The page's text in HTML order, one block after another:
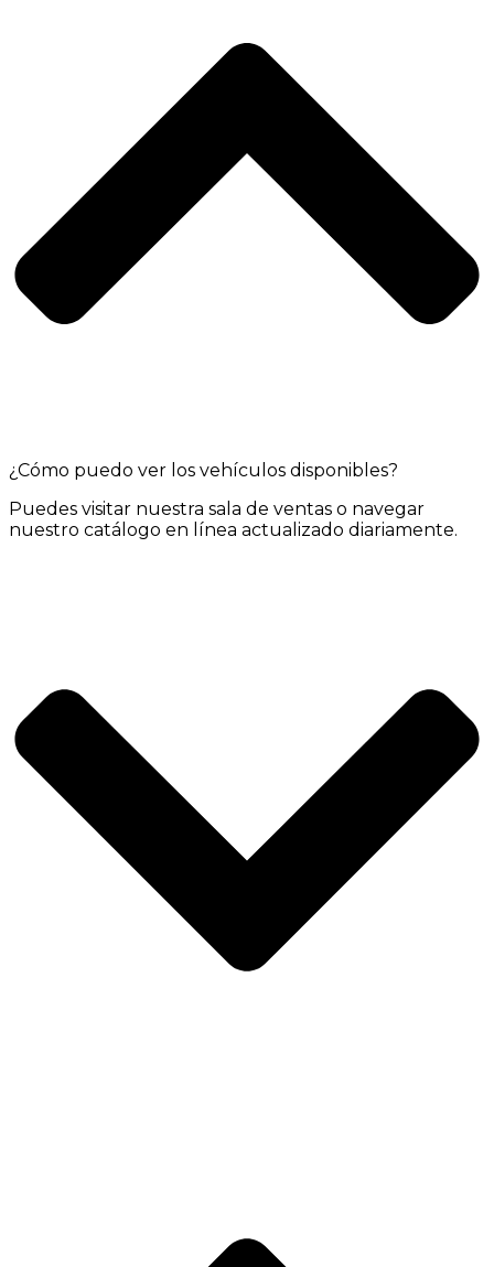
¿Cómo puedo ver los vehículos disponibles?
Puedes visitar nuestra sala de ventas o navegar
nuestro catálogo en línea actualizado diariamente.